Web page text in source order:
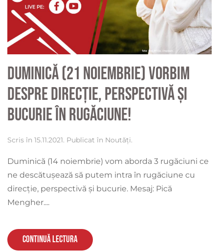
Duminică (21 noiembrie) vorbim
despre direcție, perspectivă și
bucurie în rugăciune!
Scris în 15.11.2021. Publicat în Noutăți.
Duminică (14 noiembrie) vom aborda 3 rugăciuni ce
ne descătușează să putem intra în rugăciune cu
direcție, perspectivă și bucurie. Mesaj: Pică
Mengher....
Continuă lectura